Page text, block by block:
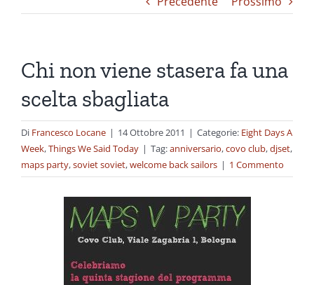
Chi non viene stasera fa una
scelta sbagliata
Di Francesco Locane | 14 Ottobre 2011 | Categorie: Eight Days A
Week,Things We Said Today | Tag:anniversario,covo club,djset,
maps party,soviet soviet,welcome back sailors | 1 Commento